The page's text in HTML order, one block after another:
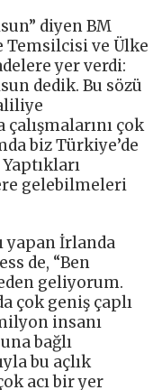
diyen BM
Temsilcisi ve Ülke
yer verdi:
dedik. Bu sözü
çok
biz Türkiye’de
gelebilmeleri
yapan İrlanda
de, “Ben
geliyorum.
çok geniş çaplı
insanı
bağlı
bu açlık
acı bir yer